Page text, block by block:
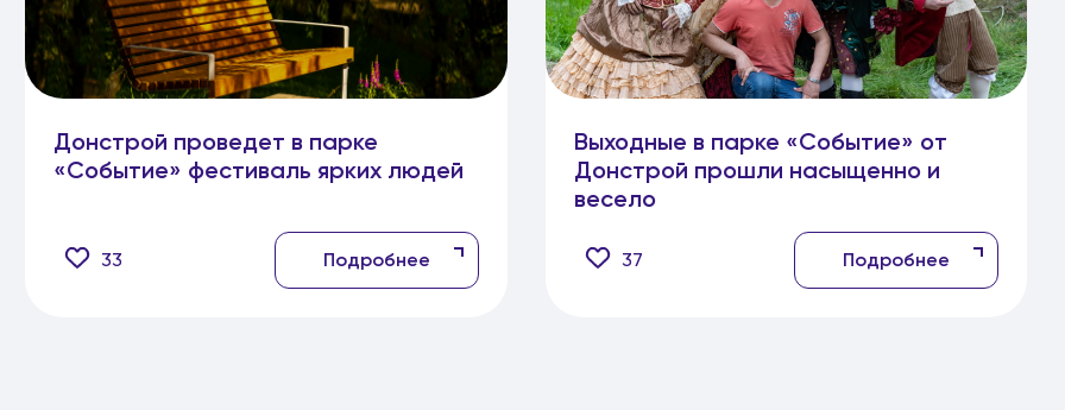
Донстрой проведет в парке
«Событие» фестиваль ярких людей
33 Подробнее
Выходные в парке «Событие» от
Донстрой прошли насыщенно и
весело
37 Подробнее